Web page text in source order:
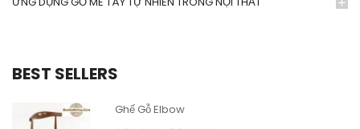
BEST SELLERS
Ghế Gỗ Elbow